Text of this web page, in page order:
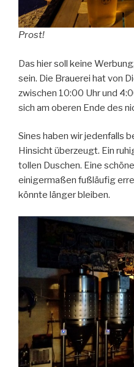
Prost!
Das hier soll keine
sein. Die Brauerei hat von
zwischen 10:00 Uhr und
sich am oberen Ende des
Sines haben wir jedenfalls
Hinsicht überzeugt. Ein
tollen Duschen. Eine
einigermaßen fußläufig
könnte länger bleiben.